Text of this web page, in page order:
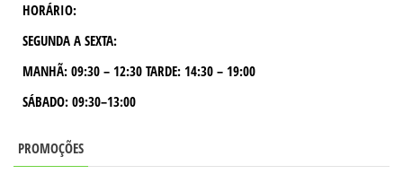
HORÁRIO:
SEGUNDA A SEXTA:
MANHÃ: 09:30 – 12:30 TARDE: 14:30 – 19:00
SÁBADO: 09:30–13:00
PROMOÇÕES